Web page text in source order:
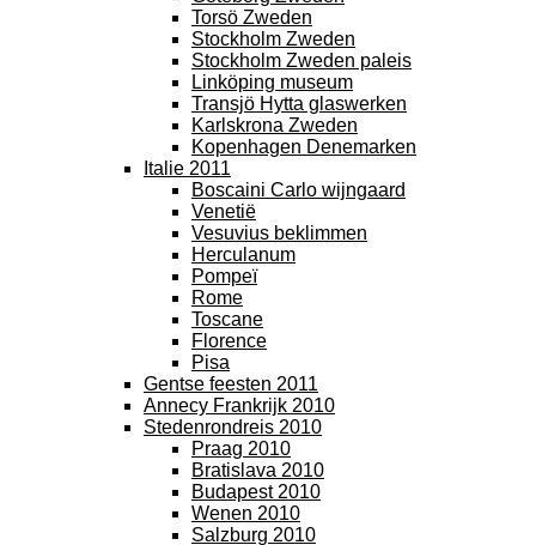
Torsö Zweden
Stockholm Zweden
Stockholm Zweden paleis
Linköping museum
Transjö Hytta glaswerken
Karlskrona Zweden
Kopenhagen Denemarken
Italie 2011
Boscaini Carlo wijngaard
Venetië
Vesuvius beklimmen
Herculanum
Pompeï
Rome
Toscane
Florence
Pisa
Gentse feesten 2011
Annecy Frankrijk 2010
Stedenrondreis 2010
Praag 2010
Bratislava 2010
Budapest 2010
Wenen 2010
Salzburg 2010